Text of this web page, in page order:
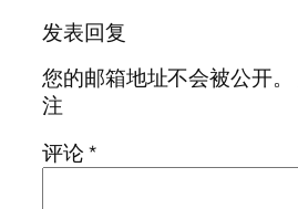
发表回复
您的邮箱地址不会被公开。
注
评论*